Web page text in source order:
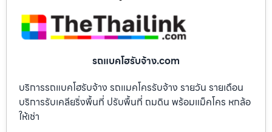
รถแบคโฮรับจ้าง.com
บริการรถแบคโฮรับจ้าง รถแมคโครรับจ้าง รายวัน รายเดือน
บริการรับเคลียริ่งพื้นที่ ปรับพื้นที่ ถมดิน พร้อมแม็คโคร หกล้อ
ให้เช่า